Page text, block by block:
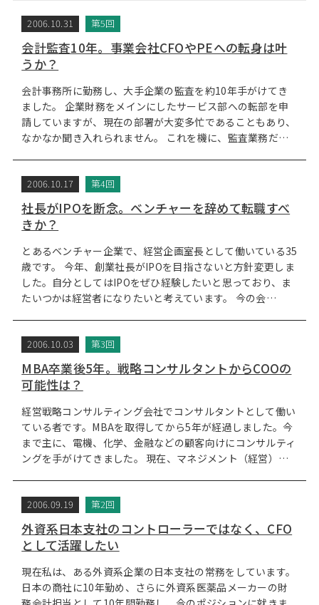
2006.10.31 第5回
会計監査10年。事業会社CFOやPEへの転身は叶
うか？
会計事務所に勤務し、大手企業の監査を約10年手がけてき
ました。 企業財務をメインにしたサービス部への転部を申
請していますが、現在の部署が大変多忙であることもあり、
なかなか聞き入れられません。 これを機に、監査業務だ…
2006.10.17 第4回
社長がIPOを断念。ベンチャーを辞めて転職すべ
きか？
とあるベンチャー企業で、経営企画室長として働いている35
歳です。 今年、創業社長がIPOを目指さないと方針変更しま
した。自分としてはIPOをぜひ経験したいと思っており、ま
たいつかは経営者になりたいと考えています。 今の会…
2006.10.03 第3回
MBA卒業後5年。戦略コンサルタントからCOOの
可能性は？
経営戦略コンサルティング会社でコンサルタントとして働い
ている者です。MBAを取得してから5年が経過しました。今
まで主に、電機、化学、金融などの顧客向けにコンサルティ
ングを手がけてきました。 現在、マネジメント（経営）…
2006.09.19 第2回
外資系日本支社のコントローラーではなく、CFO
として活躍したい
現在私は、ある外資系企業の日本支社の常務をしています。
日本の商社に10年勤め、さらに外資系医薬品メーカーの財